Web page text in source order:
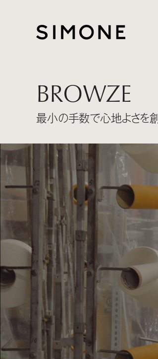
BROWZE
最小の手数で心地よさを